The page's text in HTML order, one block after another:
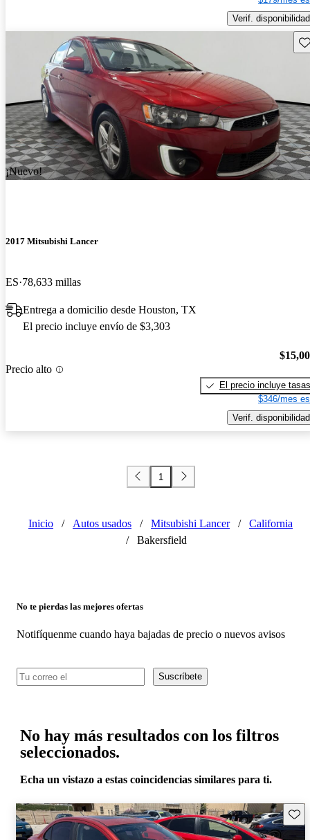
Verif. disponibilidad
¡Nuevo!
2017 Mitsubishi Lancer
ES 78,633 millas
Entrega a domicilio desde Houston, TX
El precio incluye envío de $3,303
Precio alto
El precio incluye tasas
$346/mes
Verif. disponibilidad
1
Inicio / Autos usados / Mitsubishi Lancer /
California
/
Bakersfield
No te pierdas las mejores ofertas
Notifíquenme cuando haya bajadas de precio o nuevos avisos
Suscríbete
No hay más resultados con los filtros
seleccionados.
Echa un vistazo a estas coincidencias similares para ti.